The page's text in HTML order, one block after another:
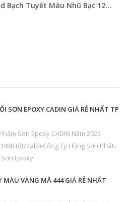
Sơn Dầu Alkyd Bạch Tuyết Màu Nhũ Bạc 120A Thùng 16kg- Lon 2.8kg Gía Rẻ Gía Sỉ
SƠN EPOXY CADIN GIÁ RẺ NHẤT TP
Sơn Epoxy CADIN Năm 2025
(đt/zalo)-Công Ty Hồng Sơn Phát-
Epoxy
MÀU VÀNG MÃ 444 GIÁ RẺ NHẤT